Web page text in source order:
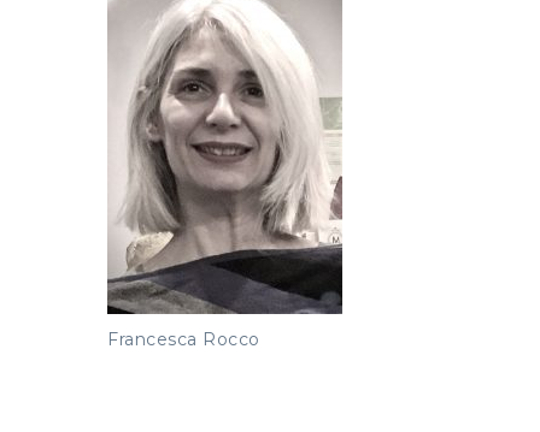
Francesca Rocco